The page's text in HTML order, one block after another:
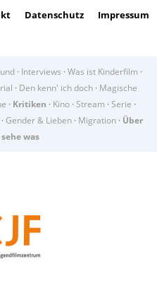
Datenschutz Impressum
· Interviews · Was ist Kinderfilm ·
· Den kenn' ich doch· Magische
· Kritiken · Kino · Stream · Serie ·
· Gender & Lieben · Migration · Über
was